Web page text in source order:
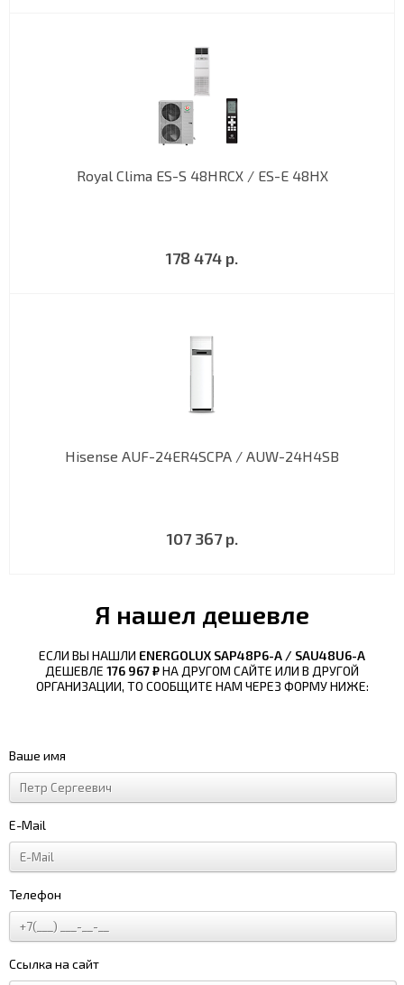
Royal Clima ES-S 48HRCX / ES-E 48HX
178 474 р.
Hisense AUF-24ER4SCPA / AUW-24H4SB
107 367 р.
Я нашел дешевле
ЕСЛИ ВЫ НАШЛИ ENERGOLUX SAP48P6-A / SAU48U6-A
ДЕШЕВЛЕ 176 967 ₽НА ДРУГОМ САЙТЕ ИЛИ В ДРУГОЙ
ОРГАНИЗАЦИИ, ТО СООБЩИТЕ НАМ ЧЕРЕЗ ФОРМУ НИЖЕ:
Ваше имя
E-Mail
Телефон
Ссылка на сайт